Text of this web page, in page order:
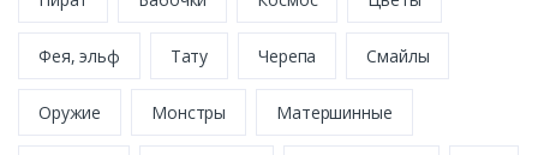
Фея, эльф Тату Черепа Смайлы
Оружие Монстры Матершинные